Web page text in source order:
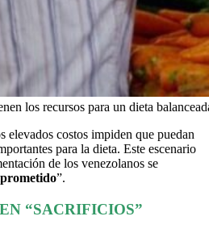
los recursos para un dieta
elevados costos impiden que puedan
para la dieta. Este escenario
de los venezolanos se
”.
“SACRIFICIOS”